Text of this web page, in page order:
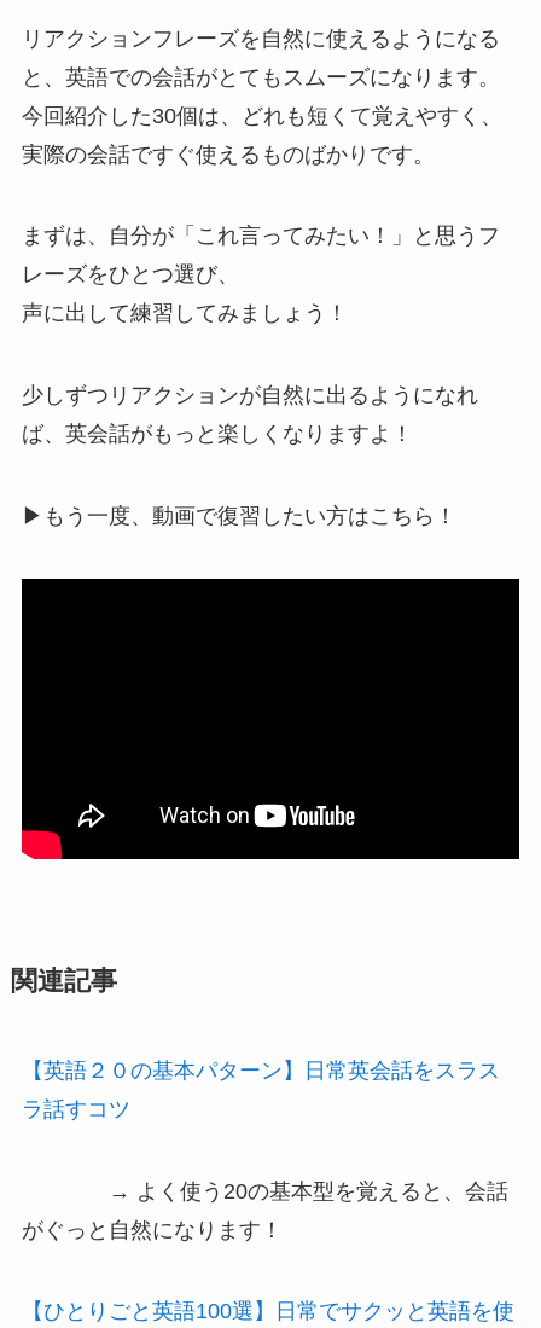
リアクションフレーズを自然に使えるようになる
と、英語での会話がとてもスムーズになります。
今回紹介した30個は、どれも短くて覚えやすく、
実際の会話ですぐ使えるものばかりです。
まずは、自分が「これ言ってみたい！」と思うフ
レーズをひとつ選び、
声に出して練習してみましょう！
少しずつリアクションが自然に出るようになれ
ば、英会話がもっと楽しくなりますよ！
▶︎もう一度、動画で復習したい方はこちら！
関連記事
【英語２０の基本パターン】日常英会話をスラス
ラ話すコツ
→ よく使う20の基本型を覚えると、会話
がぐっと自然になります！
【ひとりごと英語100選】日常でサクッと英語を使